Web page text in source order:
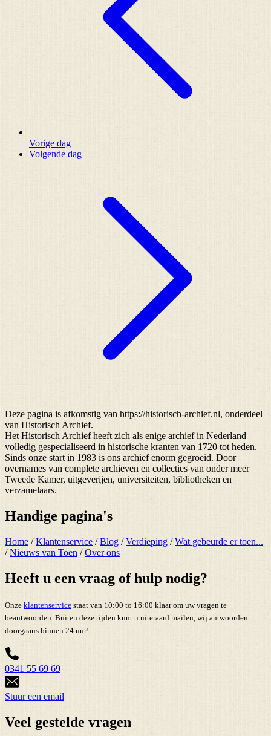
Vorige dag
Volgende dag
Deze pagina is afkomstig van https://historisch-archief.nl, onderdeel
van Historisch Archief.
Het Historisch Archief heeft zich als enige archief in Nederland
volledig gespecialiseerd in historische kranten van 1720 tot heden.
Sinds onze start in 1983 is ons archief enorm gegroeid. Door
overnames van complete archieven en collecties van onder meer
Tweede Kamer, uitgeverijen, universiteiten, bibliotheken en
verzamelaars.
Handige pagina's
Home /Klantenservice /Blog /Verdieping /Wat gebeurde er toen...
/Nieuws van Toen /Over ons
Heeft u een vraag of hulp nodig?
Onze klantenservice staat van 10:00 to 16:00 klaar om uw vragen te
beantwoorden. Buiten deze tijden kunt u uiteraard mailen, wij antwoorden
doorgaans binnen 24 uur!
0341 55 69 69
Stuur een email
Veel gestelde vragen